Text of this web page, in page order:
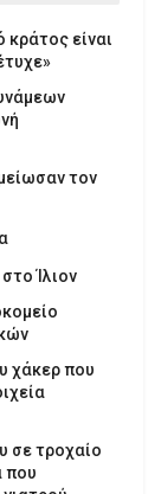
είναι
τον
Ίλιον
χάκερ που
σε τροχαίο
που